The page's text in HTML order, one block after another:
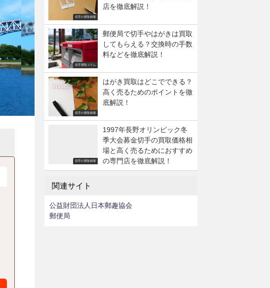
切手の買取相場
店を徹底解説！
切手買取コラム
郵便局で切手やはがきは買取
してもらえる？交換時の手数
料などを徹底解説！
切手の買取相場
はがき買取はどこでできる？
高く売るためのポイントを徹
底解説！
切手の買取相場
1997年長野オリンピック冬
季大会募金切手の買取価格相
場と高く売るためにおすすめ
の専門店を徹底解説！
関連サイト
公益財団法人日本郵趣協会
郵便局